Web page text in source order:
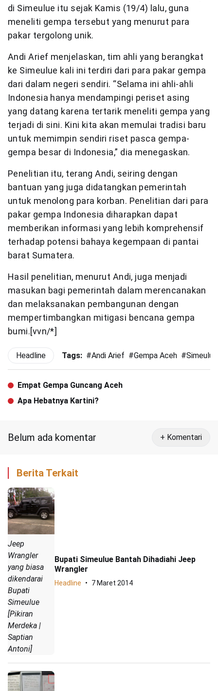
di Simeulue itu sejak Kamis (19/4) lalu, guna
meneliti gempa tersebut yang menurut para
pakar tergolong unik.
Andi Arief menjelaskan, tim ahli yang berangkat
ke Simeulue kali ini terdiri dari para pakar gempa
dari dalam negeri sendiri. “Selama ini ahli-ahli
Indonesia hanya mendampingi periset asing
yang datang karena tertarik meneliti gempa yang
terjadi di sini. Kini kita akan memulai tradisi baru
untuk memimpin sendiri riset pasca gempa-
gempa besar di Indonesia,” dia menegaskan.
Penelitian itu, terang Andi, seiring dengan
bantuan yang juga didatangkan pemerintah
untuk menolong para korban. Penelitian dari para
pakar gempa Indonesia diharapkan dapat
memberikan informasi yang lebih komprehensif
terhadap potensi bahaya kegempaan di pantai
barat Sumatera.
Hasil penelitian, menurut Andi, juga menjadi
masukan bagi pemerintah dalam merencanakan
dan melaksanakan pembangunan dengan
mempertimbangkan mitigasi bencana gempa
bumi.[vvn/*]
Headline Tags: #Andi Arief #Gempa Aceh #Simeulue
Empat Gempa Guncang Aceh
Apa Hebatnya Kartini?
Belum ada komentar + Komentari
Berita Terkait
Jeep
Wrangler
yang biasa
dikendarai
Bupati
Simeulue
[Pikiran
Merdeka |
Saptian
Antoni]
Bupati Simeulue Bantah Dihadiahi Jeep
Wrangler
Headline 7 Maret 2014